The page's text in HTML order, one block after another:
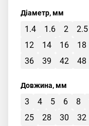
Діаметр, мм
1.4 1.6 2 2.5
12
14 16 18
36
39 42 48
Довжина, мм
3 4 5 6 8
25
28 30 32